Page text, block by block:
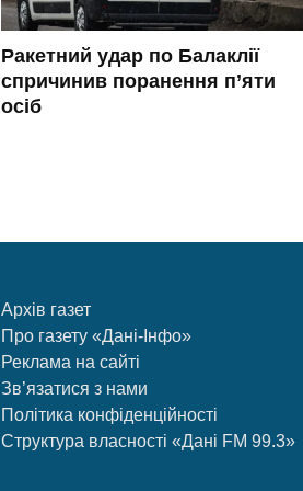
Ракетний удар по Балаклії
спричинив поранення п’яти
осіб
Архів газет
Про газету «Дані-Інфо»
Реклама на сайті
Зв’язатися з нами
Політика конфіденційності
Структура власності «Дані FM 99.3»